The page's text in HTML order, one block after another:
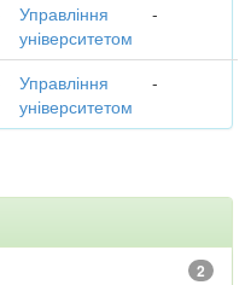
Управління
університетом
-
Управління
університетом
-
2